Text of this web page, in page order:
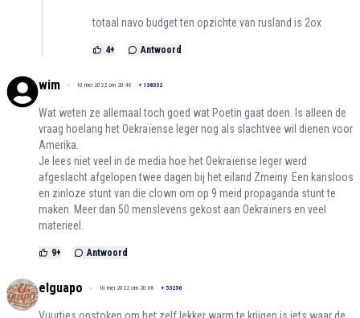
totaal navo budget ten opzichte van rusland is 2ox
4+ Antwoord
wim 10 mei 2022 om 20:46 + 138332
Wat weten ze allemaal toch goed wat Poetin gaat doen. Is alleen de
vraag hoelang het Oekraïense leger nog als slachtvee wil dienen voor
Amerika.
Je lees niet veel in de media hoe het Oekraïense leger werd
afgeslacht afgelopen twee dagen bij het eiland Zmeiny. Een kansloos
en zinloze stunt van die clown om op 9 meid propaganda stunt te
maken. Meer dan 50 menslevens gekost aan Oekraïners en veel
materieel.
9+ Antwoord
elguapo 10 mei 2022 om 20:08 + 53256